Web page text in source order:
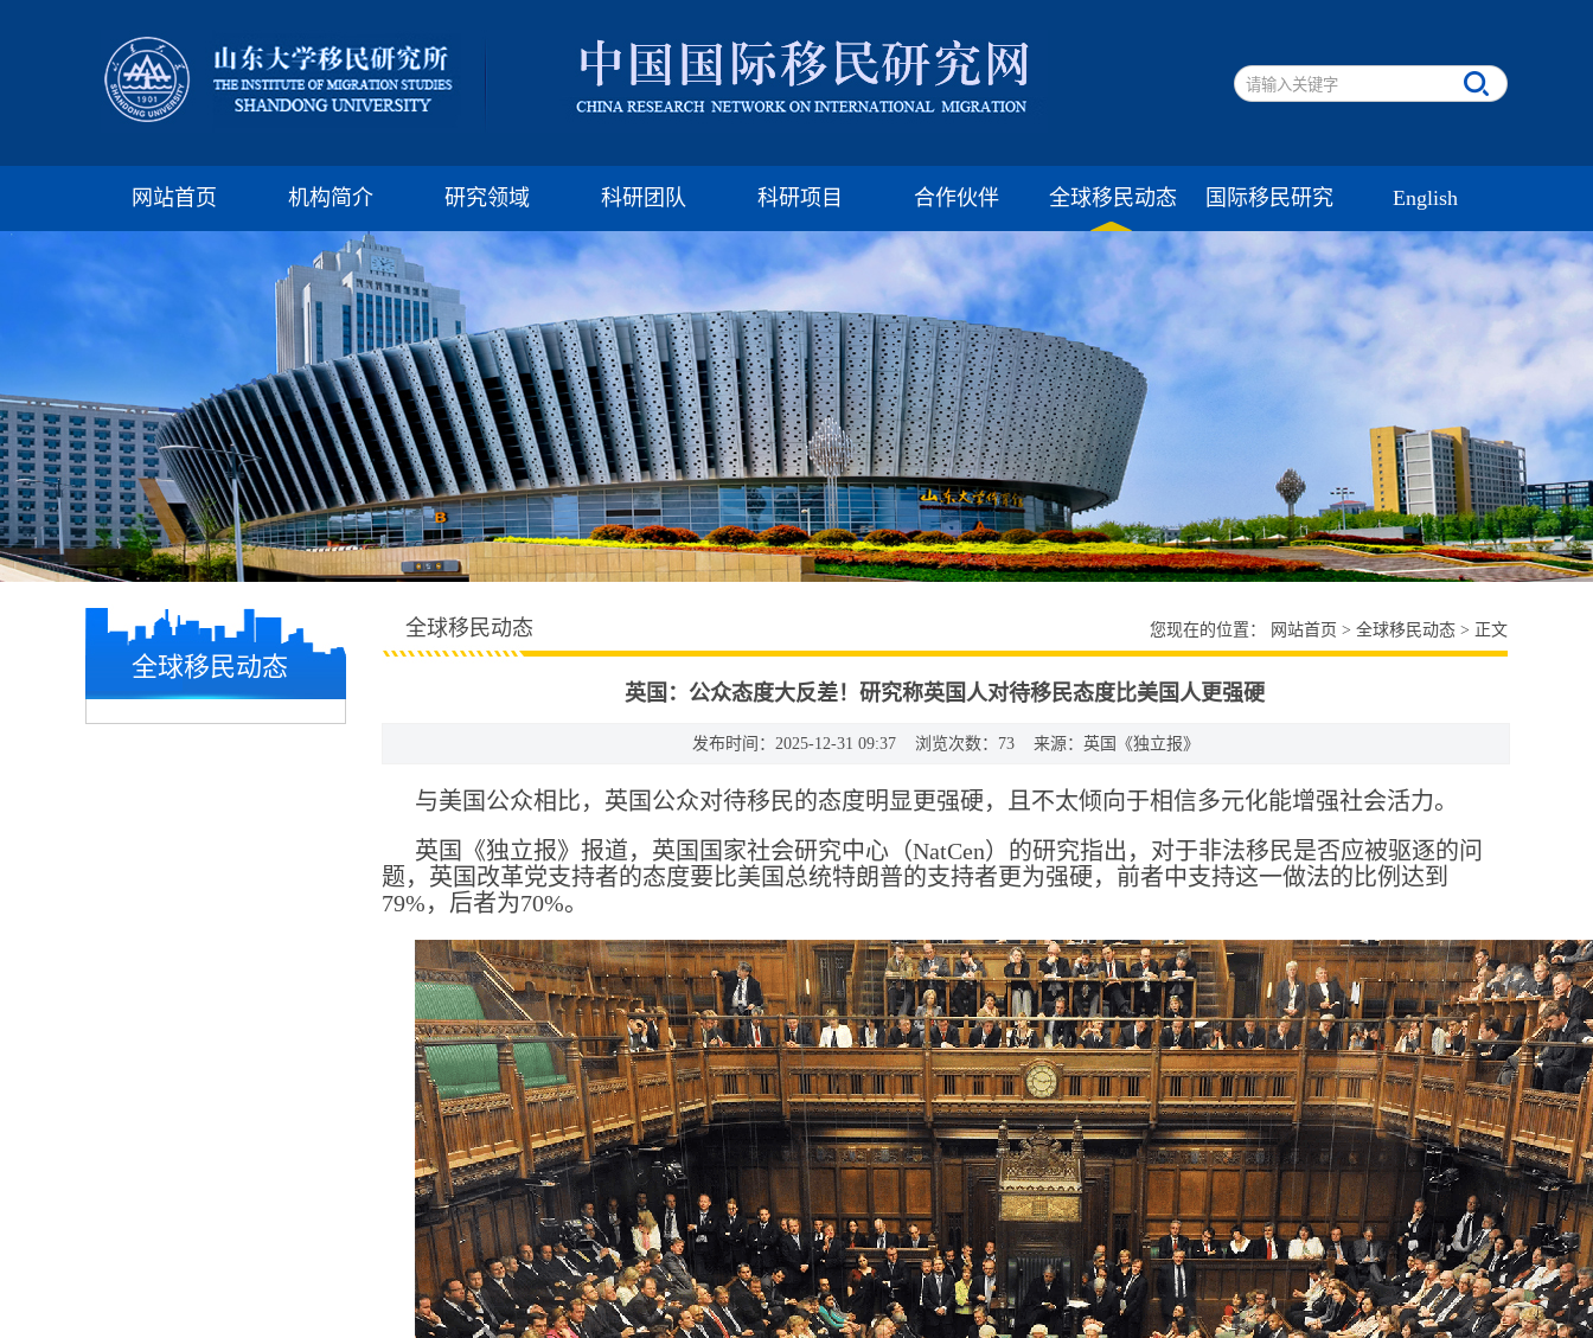
网站首页 机构简介 研究领域 科研团队 科研项目 合作伙伴 全球移民动态 国际移民研究 English
全球移民动态
全球移民动态 您现在的位置： 网站首页 > 全球移民动态 > 正文
英国：公众态度大反差！研究称英国人对待移民态度比美国人更强硬
发布时间：2025-12-31 09:37 浏览次数： 73 来源：英国《独立报》
与美国公众相比，英国公众对待移民的态度明显更强硬，且不太倾向于相信多元化能增强社会活力。
英国《独立报》报道，英国国家社会研究中心（NatCen）的研究指出，对于非法移民是否应被驱逐的问
题，英国改革党支持者的态度要比美国总统特朗普的支持者更为强硬，前者中支持这一做法的比例达到
79%，后者为70%。
版权所有：山东大学移民研究所 济南市山大南路27号
邮编:250100 电话:(86)-531-88377009 Email: imssdu@126.com